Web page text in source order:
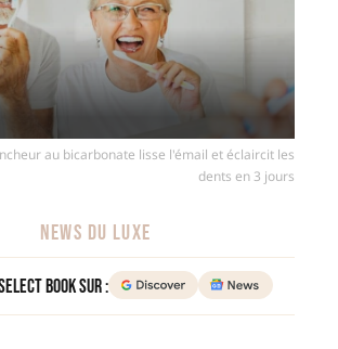
au bicarbonate lisse l'émail et éclaircit les
dents en 3 jours
NEWS DU LUXE
Book sur :